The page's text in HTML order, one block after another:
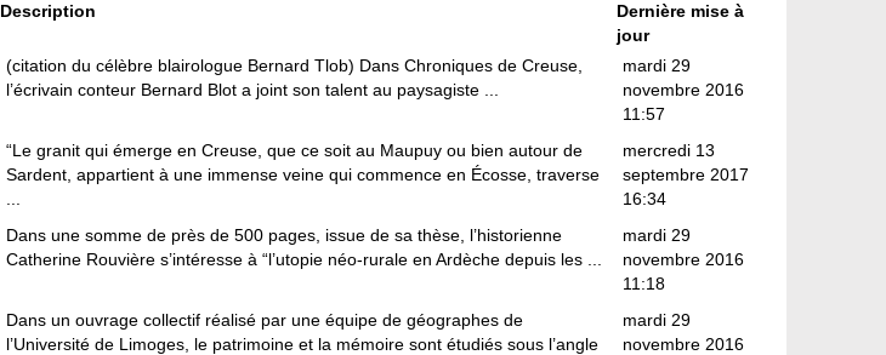
Description
Dernière mise à
jour
(citation du célèbre blairologue Bernard Tlob) Dans Chroniques de Creuse,
l’écrivain conteur Bernard Blot a joint son talent au paysagiste ...
mardi 29
novembre 2016
11:57
“Le granit qui émerge en Creuse, que ce soit au Maupuy ou bien autour de
Sardent, appartient à une immense veine qui commence en Écosse, traverse
mercredi 13
septembre 2017
16:34
Dans une somme de près de 500 pages, issue de sa thèse, l’historienne
Catherine Rouvière s’intéresse à “l’utopie néo-rurale en Ardèche depuis les ...
mardi 29
novembre 2016
11:18
Dans un ouvrage collectif réalisé par une équipe de géographes de
l’Université de Limoges, le patrimoine et la mémoire sont étudiés sous l’angle
mardi 29
novembre 2016